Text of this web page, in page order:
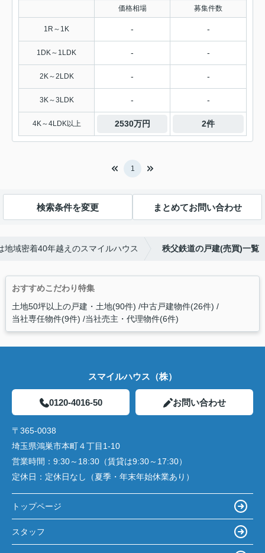
価格相場 募集件数
1R～1K - -
1DK～1LDK - -
2K～2LDK - -
3K～3LDK - -
4K～4LDK以上 2530万円 2件
1
検索条件を変更 まとめてお問い合わせ
地域密着40年越えのスマイルハウス 秩父鉄道の戸建(売買)一覧
おすすめこだわり特集
土地50坪以上の戸建・土地(90件) 中古戸建物件(26件)
当社専任物件(9件) 当社売主・代理物件(6件)
スマイルハウス（株）
0120-4016-50 お問い合わせ
〒365-0038
埼玉県鴻巣市本町４丁目1-10
営業時間： 9:30～18:30（賃貸は9:30～17:30）
定休日： 定休日なし（夏季・年末年始休業あり）
トップページ
スタッフ